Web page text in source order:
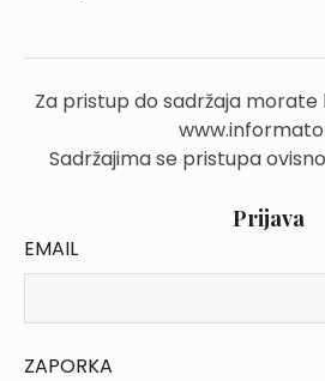
Za pristup do sadržaja
Sadržajima se pristupa
Prijava
EMAIL
ZAPORKA